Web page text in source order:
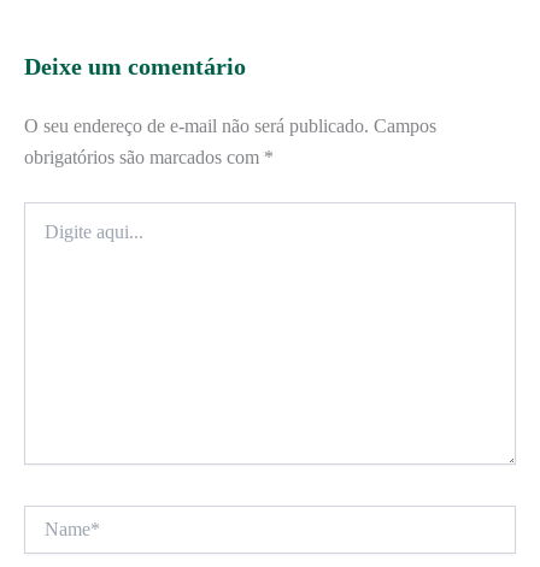
Deixe um comentário
O seu endereço de e-mail não será publicado. Campos
obrigatórios são marcados com *
aqui...